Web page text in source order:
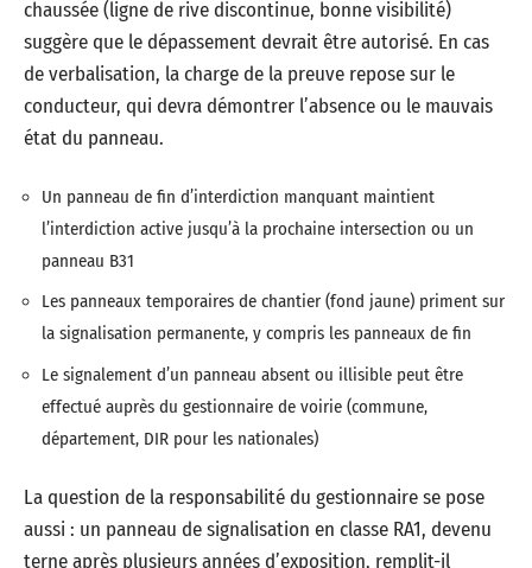
chaussée (ligne de rive discontinue, bonne visibilité)
suggère que le dépassement devrait être autorisé. En cas
de verbalisation, la charge de la preuve repose sur le
conducteur, qui devra démontrer l’absence ou le mauvais
état du panneau.
Un panneau de fin d’interdiction manquant maintient
l’interdiction active jusqu’à la prochaine intersection ou un
panneau B31
Les panneaux temporaires de chantier (fond jaune) priment sur
la signalisation permanente, y compris les panneaux de fin
Le signalement d’un panneau absent ou illisible peut être
effectué auprès du gestionnaire de voirie (commune,
département, DIR pour les nationales)
La question de la responsabilité du gestionnaire se pose
aussi : un panneau de signalisation en classe RA1, devenu
terne après plusieurs années d’exposition, remplit-il